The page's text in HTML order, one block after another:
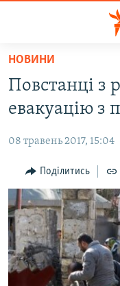
Перейти
основного
матеріалу
Перейти
до
навігації
Перейти
до
пошуку
ВІДЕО ТА ФОТО
ПОЛІТИКА
БЛОГИ
ПОГЛЯД
ІНТЕРВ'Ю
ВСЕ ЗА ДЕНЬ
СПЕЦПРОЕКТИ
НОВИНИ
Повстанці з
евакуацію з
08 травень 2017, 15:04
Поділитись